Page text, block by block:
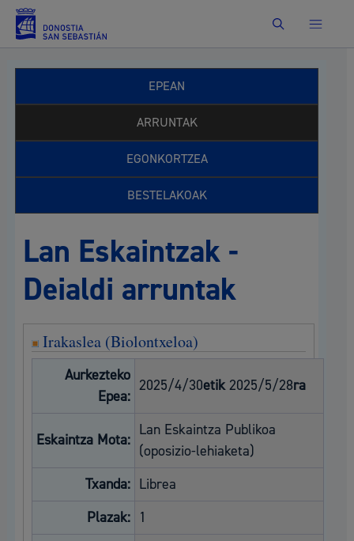
Bilatu
EPEAN
ARRUNTAK
EGONKORTZEA
BESTELAKOAK
Lan Eskaintzak -
Deialdi arruntak
Irakaslea (Biolontxeloa)
Aurkezteko
Epea:
2025/4/30etik2025/5/28ra
Eskaintza Mota:
Lan Eskaintza Publikoa
(oposizio-lehiaketa)
Txanda: Librea
Plazak: 1